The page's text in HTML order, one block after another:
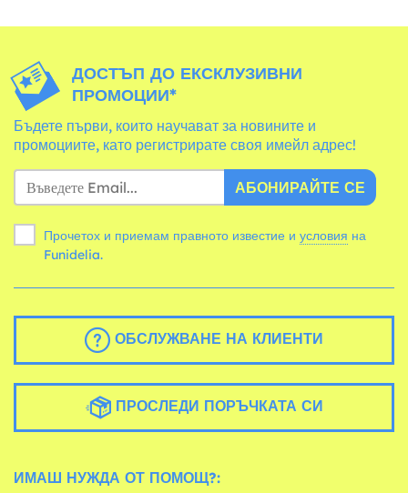
ДОСТЪП ДО ЕКСКЛУЗИВНИ
ПРОМОЦИИ*
Бъдете първи, които научават за новините и
промоциите, като регистрирате своя имейл адрес!
АБОНИРАЙТЕ СЕ
Прочетох и приемам правното известие и условия
Funidelia.
ОБСЛУЖВАНЕ НА КЛИЕНТИ
ПРОСЛЕДИ ПОРЪЧКАТА СИ
ИМАШ НУЖДА ОТ ПОМОЩ?: